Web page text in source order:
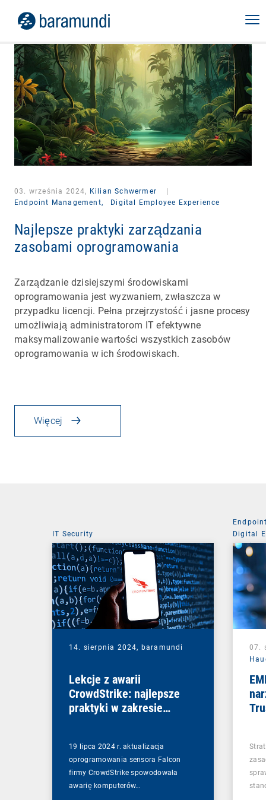
03. września 2024, Kilian Schwermer
Endpoint Management,
Digital Employee Experience
Najlepsze praktyki zarządzania
zasobami oprogramowania
Zarządzanie dzisiejszymi środowiskami
oprogramowania jest wyzwaniem, zwłaszcza w
przypadku licencji. Pełna przejrzystość i jasne procesy
umożliwiają administratorom IT efektywne
maksymalizowanie wartości wszystkich zasobów
oprogramowania w ich środowiskach.
Więcej
IT Security
14. sierpnia 2024, baramundi
Lekcje z awarii
CrowdStrike: najlepsze
praktyki w zakresie
19 lipca 2024 r. aktualizacja
oprogramowania sensora Falcon
firmy CrowdStrike spowodowała
awarię komputerów…
Digital
Mobile
07.